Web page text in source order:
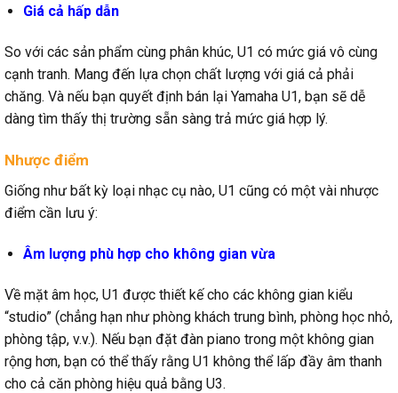
Giá cả hấp dẫn
So với các sản phẩm cùng phân khúc, U1 có mức giá vô cùng
cạnh tranh. Mang đến lựa chọn chất lượng với giá cả phải
chăng. Và nếu bạn quyết định bán lại Yamaha U1, bạn sẽ dễ
dàng tìm thấy thị trường sẵn sàng trả mức giá hợp lý.
Nhược điểm
Giống như bất kỳ loại nhạc cụ nào, U1 cũng có một vài nhược
điểm cần lưu ý:
Âm lượng phù hợp cho không gian vừa
Về mặt âm học, U1 được thiết kế cho các không gian kiểu
“studio” (chẳng hạn như phòng khách trung bình, phòng học nhỏ,
phòng tập, v.v.). Nếu bạn đặt đàn piano trong một không gian
rộng hơn, bạn có thể thấy rằng U1 không thể lấp đầy âm thanh
cho cả căn phòng hiệu quả bằng U3.